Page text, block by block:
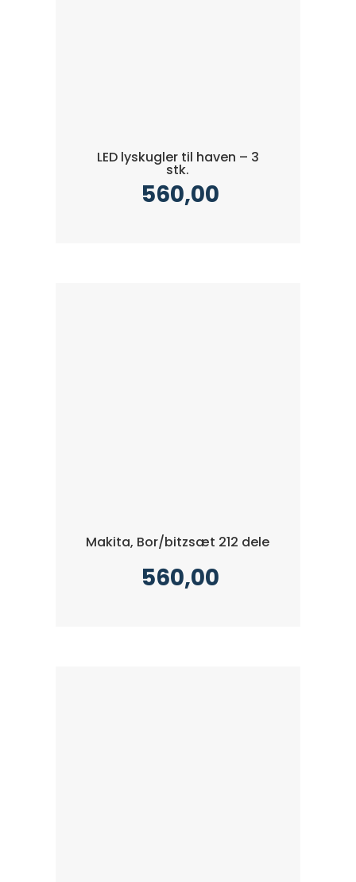
LED lyskugler til haven – 3
stk.
560,00
Makita, Bor/bitzsæt 212 dele
560,00